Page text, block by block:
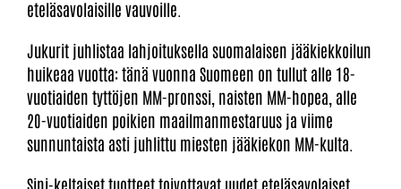
eteläsavolaisille vauvoille.
Jukurit juhlistaa lahjoituksella suomalaisen jääkiekkoilun
huikeaa vuotta: tänä vuonna Suomeen on tullut alle 18-
vuotiaiden tyttöjen MM-pronssi, naisten MM-hopea, alle
20-vuotiaiden poikien maailmanmestaruus ja viime
sunnuntaista asti juhlittu miesten jääkiekon MM-kulta.
Sini-keltaiset tuotteet toivottavat uudet eteläsavolaiset